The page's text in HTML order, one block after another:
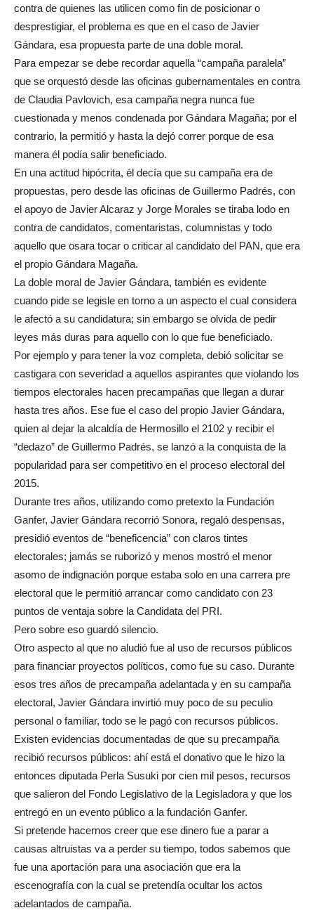
contra de quienes las utilicen como fin de posicionar o
desprestigiar, el problema es que en el caso de Javier
Gándara, esa propuesta parte de una doble moral.
Para empezar se debe recordar aquella “campaña paralela”
que se orquestó desde las oficinas gubernamentales en contra
de Claudia Pavlovich, esa campaña negra nunca fue
cuestionada y menos condenada por Gándara Magaña; por el
contrario, la permitió y hasta la dejó correr porque de esa
manera él podía salir beneficiado.
En una actitud hipócrita, él decía que su campaña era de
propuestas, pero desde las oficinas de Guillermo Padrés, con
el apoyo de Javier Alcaraz y Jorge Morales se tiraba lodo en
contra de candidatos, comentaristas, columnistas y todo
aquello que osara tocar o criticar al candidato del PAN, que era
el propio Gándara Magaña.
La doble moral de Javier Gándara, también es evidente
cuando pide se legisle en torno a un aspecto el cual considera
le afectó a su candidatura; sin embargo se olvida de pedir
leyes más duras para aquello con lo que fue beneficiado.
Por ejemplo y para tener la voz completa, debió solicitar se
castigara con severidad a aquellos aspirantes que violando los
tiempos electorales hacen precampañas que llegan a durar
hasta tres años. Ese fue el caso del propio Javier Gándara,
quien al dejar la alcaldía de Hermosillo el 2102 y recibir el
“dedazo” de Guillermo Padrés, se lanzó a la conquista de la
popularidad para ser competitivo en el proceso electoral del
2015.
Durante tres años, utilizando como pretexto la Fundación
Ganfer, Javier Gándara recorrió Sonora, regaló despensas,
presidió eventos de “beneficencia” con claros tintes
electorales; jamás se ruborizó y menos mostró el menor
asomo de indignación porque estaba solo en una carrera pre
electoral que le permitió arrancar como candidato con 23
puntos de ventaja sobre la Candidata del PRI.
Pero sobre eso guardó silencio.
Otro aspecto al que no aludió fue al uso de recursos públicos
para financiar proyectos políticos, como fue su caso. Durante
esos tres años de precampaña adelantada y en su campaña
electoral, Javier Gándara invirtió muy poco de su peculio
personal o familiar, todo se le pagó con recursos públicos.
Existen evidencias documentadas de que su precampaña
recibió recursos públicos: ahí está el donativo que le hizo la
entonces diputada Perla Susuki por cien mil pesos, recursos
que salieron del Fondo Legislativo de la Legisladora y que los
entregó en un evento público a la fundación Ganfer.
Si pretende hacernos creer que ese dinero fue a parar a
causas altruistas va a perder su tiempo, todos sabemos que
fue una aportación para una asociación que era la
escenografía con la cual se pretendía ocultar los actos
adelantados de campaña.